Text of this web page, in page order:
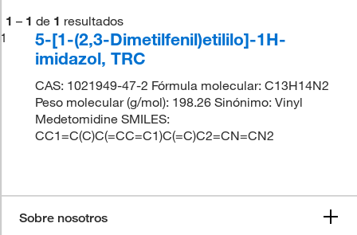
1 – 1 de 1 resultados
1
5-[1-(2,3-Dimetilfenil)etililo]-1H-
imidazol, TRC
CAS: 1021949-47-2 Fórmula molecular: C13H14N2
Peso molecular (g/mol): 198.26 Sinónimo: Vinyl
Medetomidine SMILES:
CC1=C(C)C(=CC=C1)C(=C)C2=CN=CN2
Sobre nosotros